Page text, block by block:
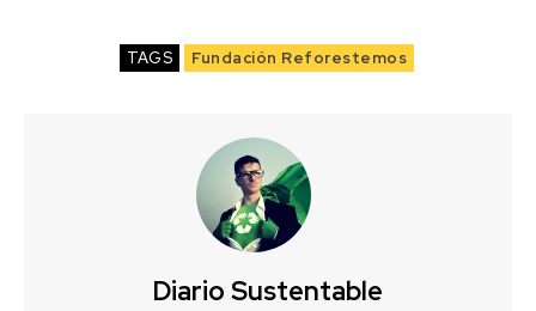
TAGS Fundación Reforestemos
Diario Sustentable